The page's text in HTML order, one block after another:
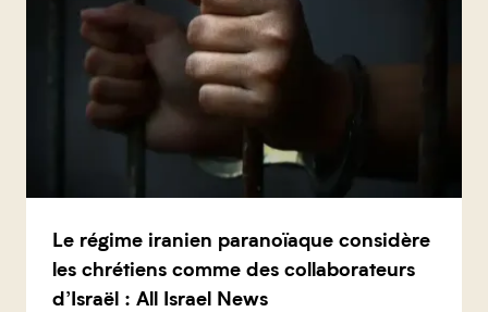
Le régime iranien paranoïaque considère
les chrétiens comme des collaborateurs
d’Israël : All Israel News